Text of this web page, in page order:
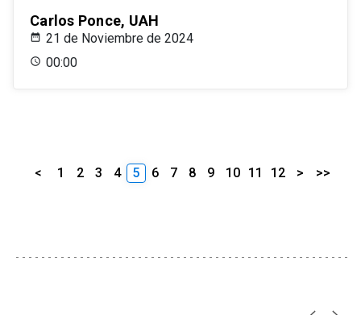
Carlos Ponce, UAH
21 de Noviembre de 2024
00:00
< 1 2 3 4 5 6 7 8 9 10 11 12 > >>